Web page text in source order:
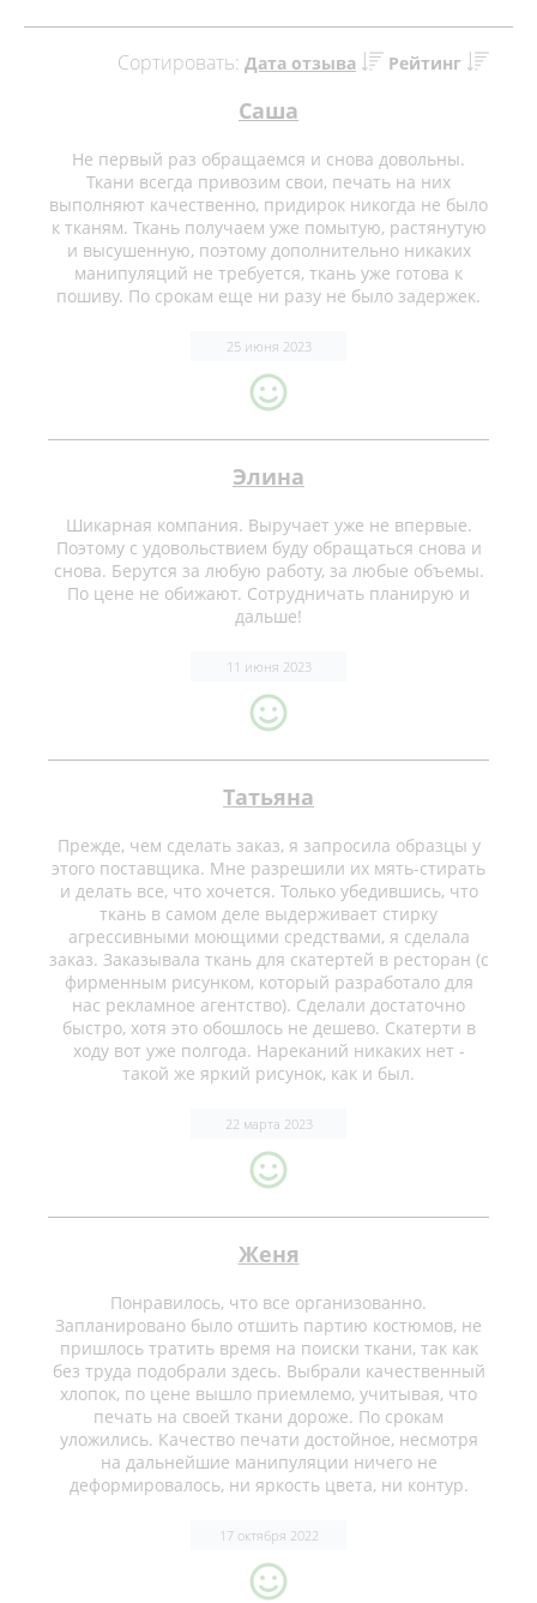
Сортировать: Дата отзыва Рейтинг
Саша
Не первый раз обращаемся и снова довольны.
Ткани всегда привозим свои, печать на них
выполняют качественно, придирок никогда не было
к тканям. Ткань получаем уже помытую, растянутую
и высушенную, поэтому дополнительно никаких
манипуляций не требуется, ткань уже готова к
пошиву. По срокам еще ни разу не было задержек.
25 июня 2023
Элина
Шикарная компания. Выручает уже не впервые.
Поэтому с удовольствием буду обращаться снова и
снова. Берутся за любую работу, за любые объемы.
По цене не обижают. Сотрудничать планирую и
дальше!
11 июня 2023
Татьяна
Прежде, чем сделать заказ, я запросила образцы у
этого поставщика. Мне разрешили их мять-стирать
и делать все, что хочется. Только убедившись, что
ткань в самом деле выдерживает стирку
агрессивными моющими средствами, я сделала
заказ. Заказывала ткань для скатертей в ресторан (с
фирменным рисунком, который разработало для
нас рекламное агентство). Сделали достаточно
быстро, хотя это обошлось не дешево. Скатерти в
ходу вот уже полгода. Нареканий никаких нет -
такой же яркий рисунок, как и был.
22 марта 2023
Женя
Понравилось, что все организованно.
Запланировано было отшить партию костюмов, не
пришлось тратить время на поиски ткани, так как
без труда подобрали здесь. Выбрали качественный
хлопок, по цене вышло приемлемо, учитывая, что
печать на своей ткани дороже. По срокам
уложились. Качество печати достойное, несмотря
на дальнейшие манипуляции ничего не
деформировалось, ни яркость цвета, ни контур.
17 октября 2022